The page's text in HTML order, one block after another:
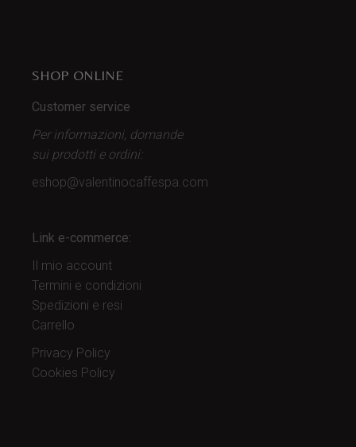
SHOP ONLINE
Customer service
Per informazioni, domande
sui prodotti e ordini:
eshop@valentinocaffespa.com
Link e-commerce:
Il mio account
Termini e condizioni
Spedizioni e resi
Carrello
Privacy Policy
Cookies Policy